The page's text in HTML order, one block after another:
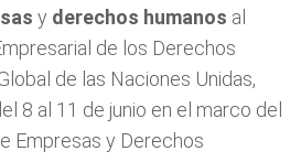
y derechos humanos al
de los Derechos
de las Naciones Unidas,
8 al 11 de junio en el marco del
Empresas y Derechos